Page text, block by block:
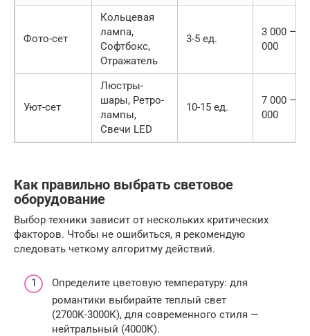
Фото-сет
Кольцевая
лампа,
Софтбокс,
Отражатель
3-5 ед.
3 000 — 5
000
Уют-сет
Люстры-
шары, Ретро-
лампы,
Свечи LED
10-15 ед.
7 000 —
000
Как правильно выбрать световое
оборудование
Выбор техники зависит от нескольких критических
факторов. Чтобы не ошибиться, я рекомендую
следовать четкому алгоритму действий.
Определите цветовую температуру: для
романтики выбирайте теплый свет
(2700К-3000К), для современного стиля —
нейтральный (4000К).